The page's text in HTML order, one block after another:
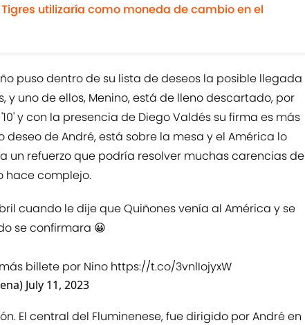
utilizaría como moneda de cambio en el
puso dentro de su lista de deseos la posible llegada
y uno de ellos, Menino, está de lleno descartado, por
y con la presencia de Diego Valdés su firma es más
deseo de André, está sobre la mesa y el América lo
un refuerzo que podría resolver muchas carencias de
hace complejo.
cuando le dije que Quiñones venía al América y se
se confirmara 😀
billete por Nino https://t.co/3vnlIojyxW
July 11, 2023
El central del Fluminenese, fue dirigido por André en